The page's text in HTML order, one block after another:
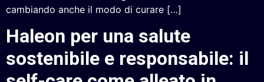
cambiando anche il modo di curare […]
Haleon per una salute
sostenibile e responsabile: il